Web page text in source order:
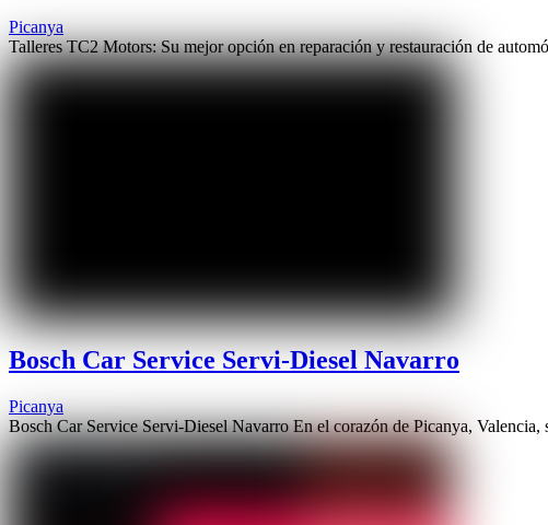
Picanya
Talleres TC2 Motors: Su mejor opción en reparación y restauración de
Bosch Car Service Servi-Diesel Navarro
Picanya
Bosch Car Service Servi-Diesel Navarro En el corazón de Picanya,